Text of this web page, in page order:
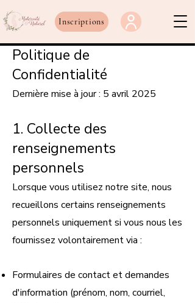
Inscriptions
Politique de
Confidentialité
Dernière mise à jour : 5 avril 2025
1. Collecte des
renseignements
personnels
Lorsque vous utilisez notre site, nous
recueillons certains renseignements
personnels uniquement si vous nous les
fournissez volontairement via :
Formulaires de contact et demandes
d'information (prénom, nom, courriel,